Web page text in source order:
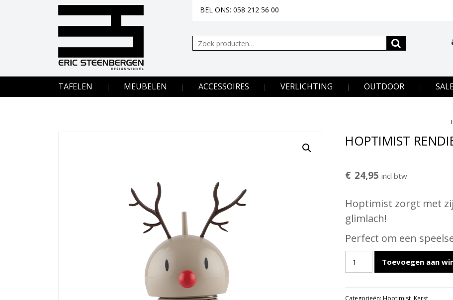
BEL ONS: 058 212 56 00
Zoeken:
TAFELEN MEUBELEN ACCESSOIRES VERLICHTING OUTDOOR
HOPTIMIST
€ 24,95 incl btw
Hoptimist zorgt met
glimlach!
Perfect om een
RENDIER
LATTE
Toevoegen aan
Categorieën:Hoptimist,Kerst